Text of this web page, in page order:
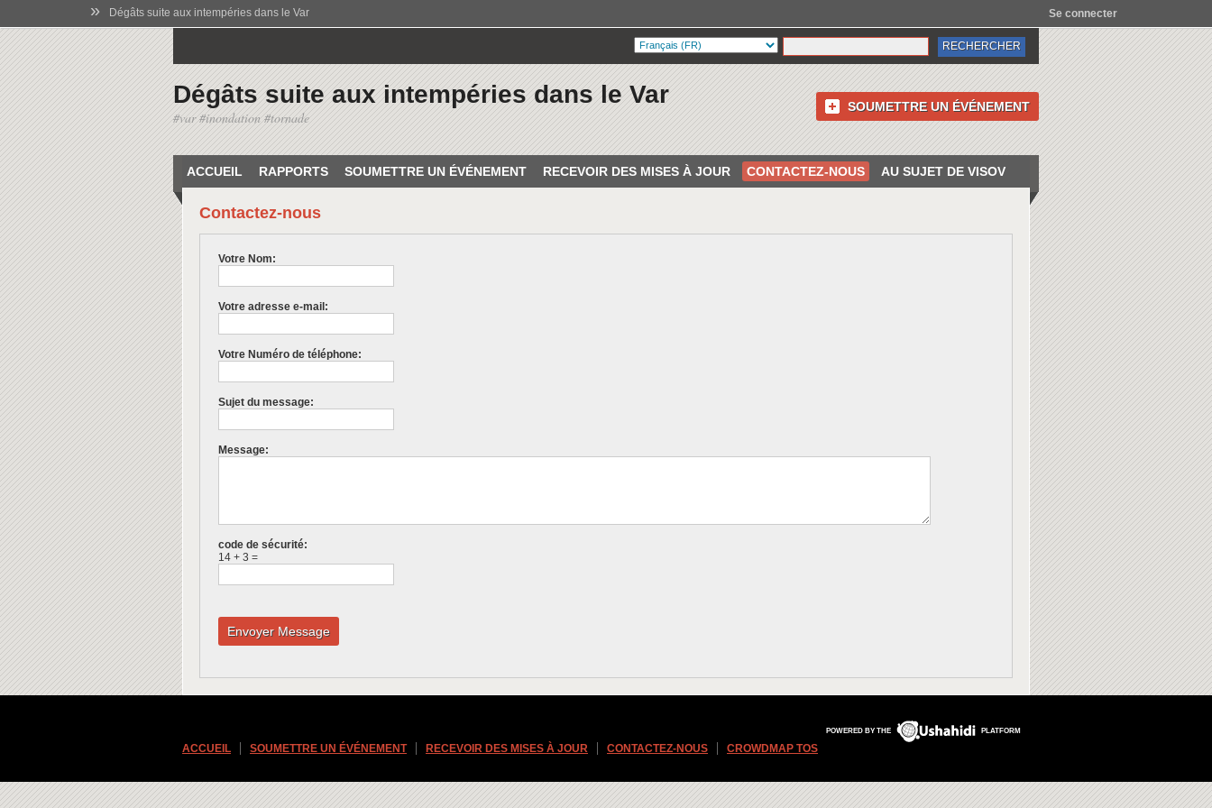
» Dégâts suite aux intempéries dans le Var Se connecter
Dégâts suite aux intempéries dans le Var
#var #inondation #tornade
SOUMETTRE UN ÉVÉNEMENT
ACCUEIL RAPPORTS SOUMETTRE UN ÉVÉNEMENT RECEVOIR DES MISES À JOUR CONTACTEZ-NOUS AU SUJET DE VISOV
Contactez-nous
Votre Nom:
Votre adresse e-mail:
Votre Numéro de téléphone:
Sujet du message:
Message:
code de sécurité:
14 + 3 =
POWERED BY THE PLATFORM
ACCUEIL SOUMETTRE UN ÉVÉNEMENT RECEVOIR DES MISES À JOUR CONTACTEZ-NOUS CROWDMAP TOS